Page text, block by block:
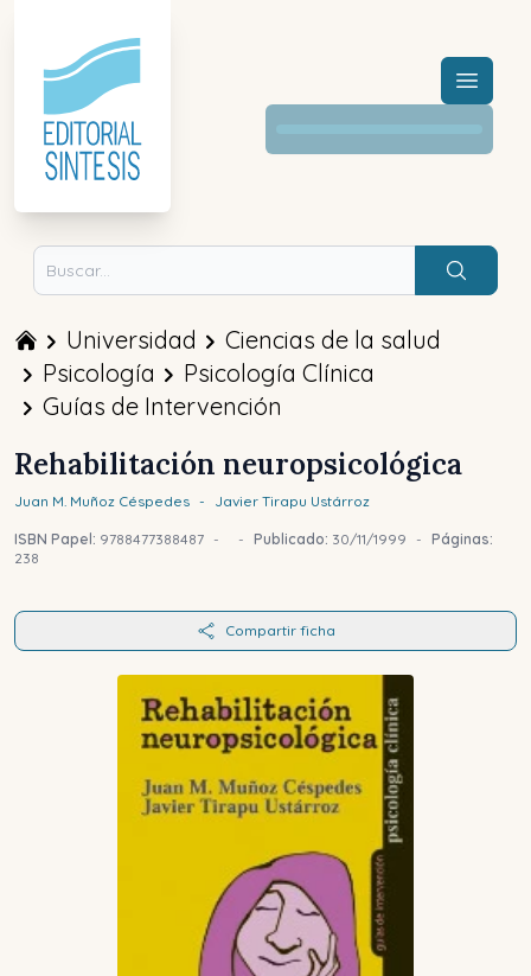
Menú
Buscar
Universidad
Ciencias de la salud
Psicología
Psicología Clínica
Guías de Intervención
Rehabilitación neuropsicológica
Juan M. Muñoz Céspedes - Javier Tirapu Ustárroz
ISBN Papel: 9788477388487 - - Publicado: 30/11/1999 - Páginas:
238
Compartir ficha